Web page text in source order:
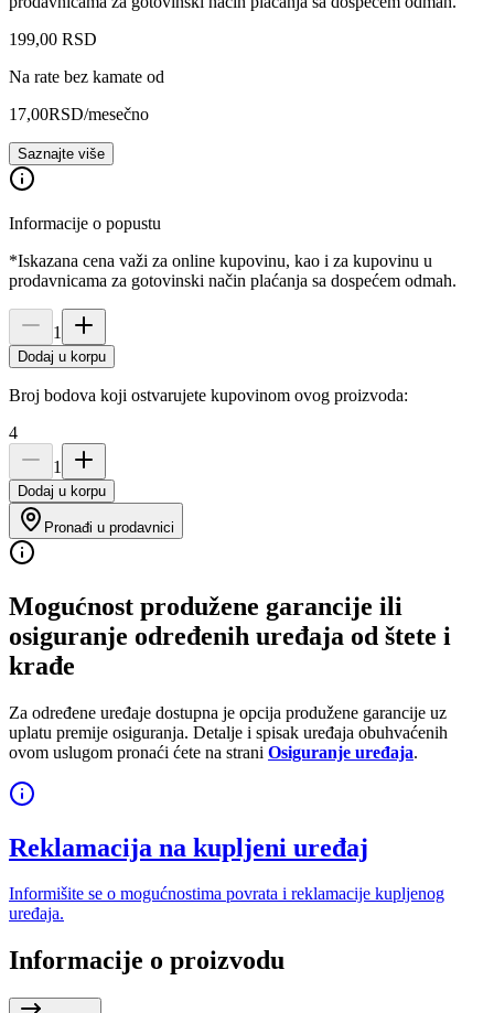
199,00 RSD
Na rate bez kamate od
17,00RSD/mesečno
Saznajte više
Informacije o popustu
*Iskazana cena važi za online kupovinu, kao i za kupovinu u
prodavnicama za gotovinski način plaćanja sa dospećem odmah.
1
Dodaj u korpu
Broj bodova koji ostvarujete kupovinom ovog proizvoda:
4
1
Dodaj u korpu
Pronađi u prodavnici
Mogućnost produžene garancije ili
osiguranje određenih uređaja od štete i
krađe
Za određene uređaje dostupna je opcija produžene garancije uz
uplatu premije osiguranja. Detalje i spisak uređaja obuhvaćenih
ovom uslugom pronaći ćete na strani Osiguranje uređaja.
Reklamacija na kupljeni uređaj
Informišite se o mogućnostima povrata i reklamacije kupljenog
uređaja.
Informacije o proizvodu